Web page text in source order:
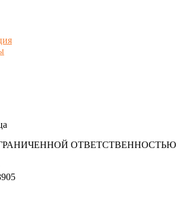
ОТВЕТСТВЕННОСТЬЮ